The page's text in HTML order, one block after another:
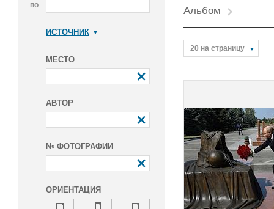
по
ИСТОЧНИК
МЕСТО
АВТОР
№ ФОТОГРАФИИ
ОРИЕНТАЦИЯ
Альбом
20 на страницу